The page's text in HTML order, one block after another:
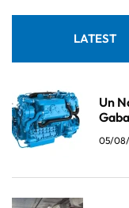
LATEST
Un
05/08/